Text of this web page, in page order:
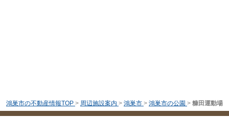
鴻巣市の不動産情報TOP > 周辺施設案内 > 鴻巣市 > 鴻巣市の公園 > 糠田運動場